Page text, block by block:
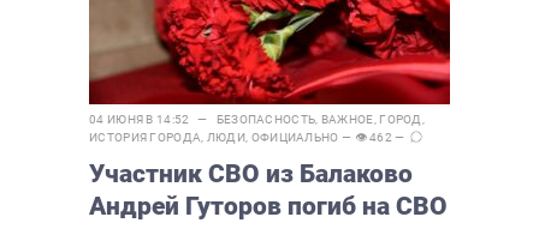
04 ИЮНЯ В 14:52 — БЕЗОПАСНОСТЬ ВАЖНОЕ ГОРОД
ИСТОРИЯ ГОРОДА
ЛЮДИ ОФИЦИАЛЬНО — 👁 462 —
Участник СВО из Балаково
Андрей Гуторов погиб на СВО